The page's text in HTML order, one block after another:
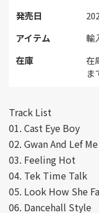
発売日
アイテム
輸
在庫
在
ま
Track List
01. Cast Eye Boy
02. Gwan And Lef Me
03. Feeling Hot
04. Tek Time Talk
05. Look How She
06. Dancehall Style